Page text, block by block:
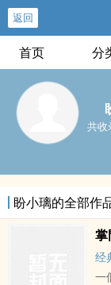
返回
首页 分
共收
盼小璃的全部作
经
一